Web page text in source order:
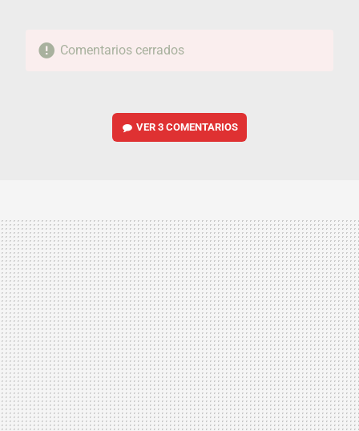
Comentarios cerrados
VER3 COMENTARIOS